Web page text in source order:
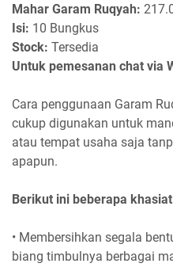
Mahar Garam Ruqyah:
Isi: 10 Bungkus
Stock: Tersedia
Untuk pemesanan chat via
Cara penggunaan Garam
cukup digunakan untuk
atau tempat usaha saja
apapun.
Berikut ini beberapa
• Membersihkan segala
biang timbulnya berbagai